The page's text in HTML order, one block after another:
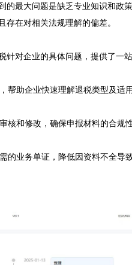
的最大问题是缺乏专业知识和政
在对相关法规理解的偏差。
针对企业的具体问题，提供了一
帮助企业快速理解退税类型及适
核和修改，确保申报材料的合规
的业务单证，降低因资料不全导